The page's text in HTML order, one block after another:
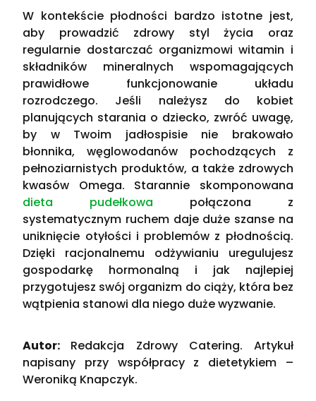
W kontekście płodności bardzo istotne jest,
aby prowadzić zdrowy styl życia oraz
regularnie dostarczać organizmowi witamin i
składników mineralnych wspomagających
prawidłowe funkcjonowanie układu
rozrodczego. Jeśli należysz do kobiet
planujących starania o dziecko, zwróć uwagę,
by w Twoim jadłospisie nie brakowało
błonnika, węglowodanów pochodzących z
pełnoziarnistych produktów, a także zdrowych
kwasów Omega. Starannie skomponowana
dieta pudełkowa połączona z
systematycznym ruchem daje duże szanse na
uniknięcie otyłości i problemów z płodnością.
Dzięki racjonalnemu odżywianiu uregulujesz
gospodarkę hormonalną i jak najlepiej
przygotujesz swój organizm do ciąży, która bez
wątpienia stanowi dla niego duże wyzwanie.
Autor: Redakcja Zdrowy Catering. Artykuł
napisany przy współpracy z dietetykiem –
Weroniką Knapczyk.